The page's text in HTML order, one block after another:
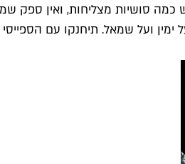
סושיות מצליחות, ואין ספק
ועל שמאל. תיחנקו עם